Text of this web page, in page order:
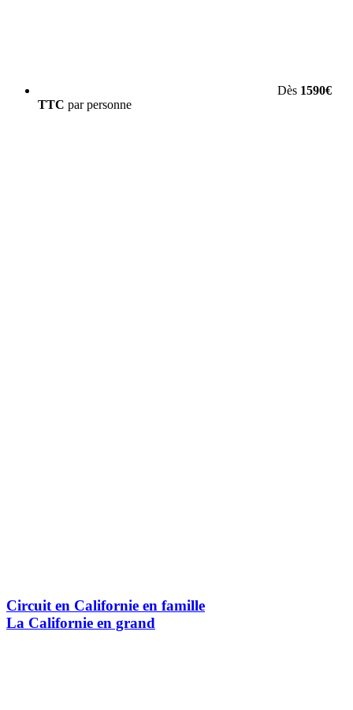
Dès 1590€
TTC par personne
Circuit en Californie en famille
La Californie en grand